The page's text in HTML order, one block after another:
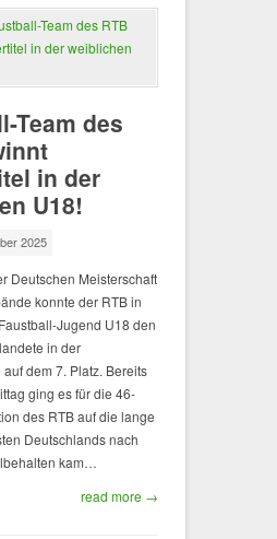
Team des
in der
U18!
2025
Deutschen Meisterschaft
konnte der RTB in
Jugend U18 den
in der
dem 7. Platz. Bereits
ging es für die 46-
des RTB auf die lange
Deutschlands nach
kam…
read more →